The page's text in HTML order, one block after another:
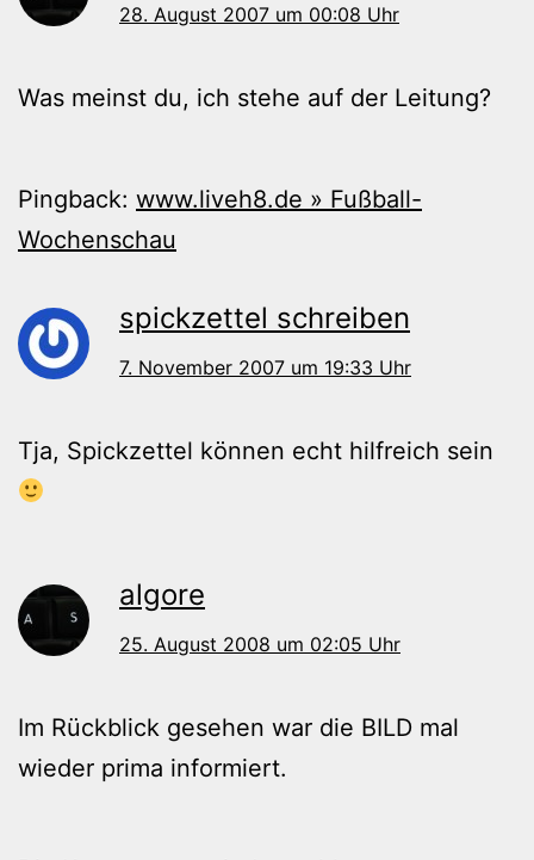
28. August 2007 um 00:08 Uhr
Was meinst du, ich stehe auf der Leitung?
Pingback: www.liveh8.de » Fußball-
Wochenschau
spickzettel schreiben
7. November 2007 um 19:33 Uhr
Tja, Spickzettel können echt hilfreich sein
algore
25. August 2008 um 02:05 Uhr
Im Rückblick gesehen war die BILD mal
wieder prima informiert.